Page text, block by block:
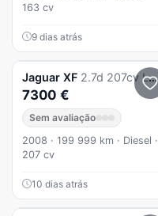
163 cv
9 dias atrás
Jaguar XF 2.7d 207cv Luxury Premium 200 mil km
7300 €
Sem avaliação
2008 · 199 999 km · Diesel ·
207 cv
10 dias atrás